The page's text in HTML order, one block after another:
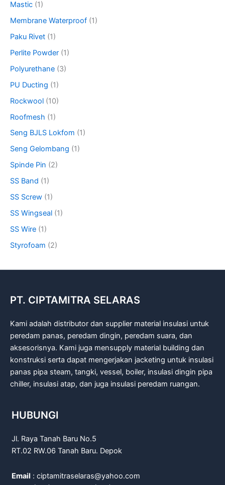
Mastic (1)
Membrane Waterproof (1)
Paku Rivet (1)
Perlite Powder (1)
Polyurethane (3)
PU Ducting (1)
Rockwool (10)
Roofmesh (1)
Seng BJLS Lokfom (1)
Seng Gelombang (1)
Spinde Pin (2)
SS Band (1)
SS Screw (1)
SS Wingseal (1)
SS Wire (1)
Styrofoam (2)
PT. CIPTAMITRA SELARAS
Kami adalah distributor dan supplier material insulasi untuk
peredam panas, peredam dingin, peredam suara, dan
aksesorisnya. Kami juga mensupply material building dan
konstruksi serta dapat mengerjakan jacketing untuk insulasi
panas pipa steam, tangki, vessel, boiler, insulasi dingin pipa
chiller, insulasi atap, dan juga insulasi peredam ruangan.
HUBUNGI
Jl. Raya Tanah Baru No.5
RT.02 RW.06 Tanah Baru. Depok
Email : ciptamitraselaras@yahoo.com